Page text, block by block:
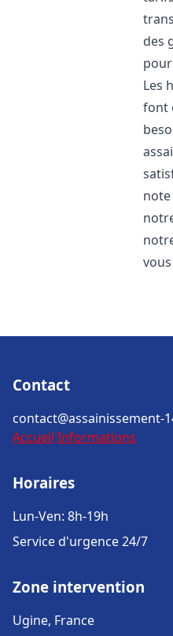
des
Les
font
Contact
contact@assainissement-
Accueil Informations
Horaires
Lun-Ven: 8h-19h
Service d'urgence 24/7
Zone intervention
Ugine, France